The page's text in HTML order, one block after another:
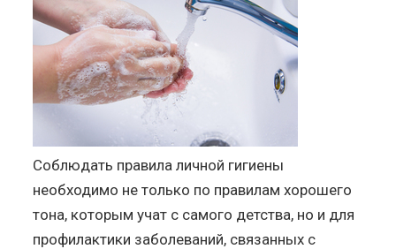
Соблюдать правила личной гигиены
необходимо не только по правилам хорошего
тона, которым учат с самого детства, но и для
профилактики заболеваний, связанных с